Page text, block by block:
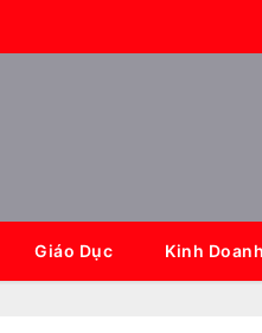
Giáo Dục Kinh Doanh